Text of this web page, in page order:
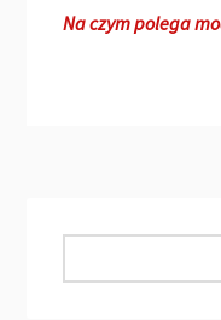
Na czym polega